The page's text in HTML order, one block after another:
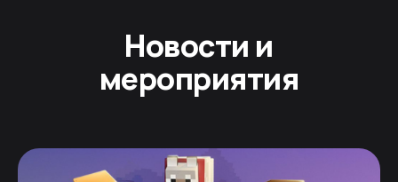
Новости и
мероприятия